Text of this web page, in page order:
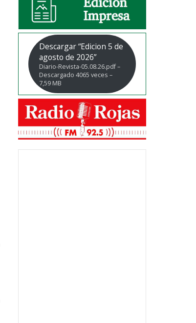
Descargar “Edicion 5 de
agosto de 2026”
Diario-Revista-05.08.26.pdf –
Descargado 4065 veces –
7,59 MB